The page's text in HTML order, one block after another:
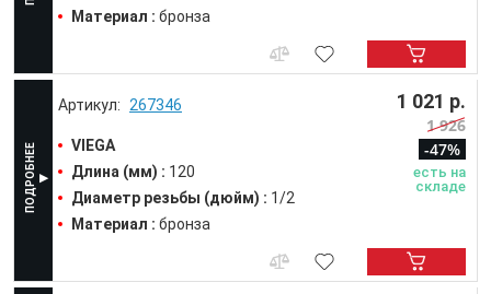
Материал : бронза
267346
VIEGA
Длина (мм) : 120
Диаметр резьбы (дюйм) : 1/2
Материал : бронза
1 021 р.
1 926
-47%
есть на
складе